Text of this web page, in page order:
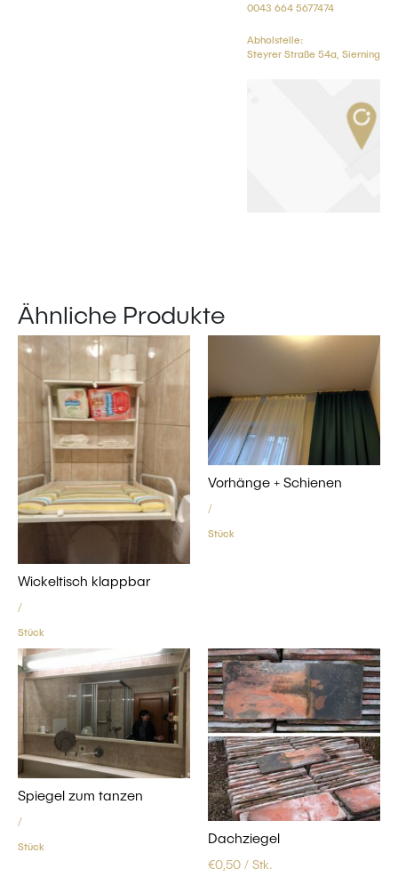
0043 664 5677474
Abholstelle:
Steyrer Straße 54a, Sierning
Ähnliche Produkte
Wickeltisch klappbar
/
Stück
Vorhänge + Schienen
/
Stück
Spiegel zum tanzen
/
Stück Dachziegel
€0,50 / Stk.